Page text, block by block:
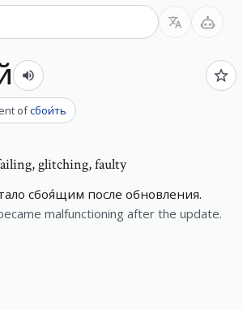
ofсбои́ть
glitching, faulty
сбоя́щим после обновления.
malfunctioning after the update.